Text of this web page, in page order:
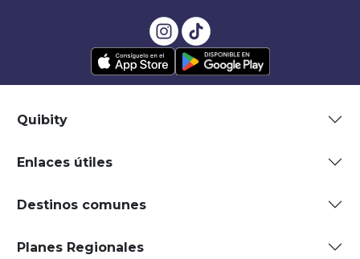
Quibity
Enlaces útiles
Destinos comunes
Planes Regionales